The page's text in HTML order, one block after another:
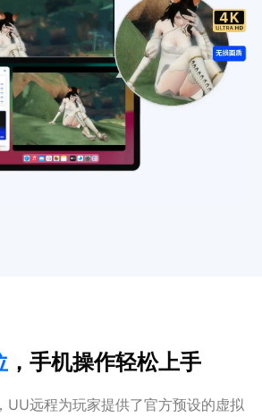
，手机操作轻松上手
UU远程为玩家提供了官方预设的虚拟